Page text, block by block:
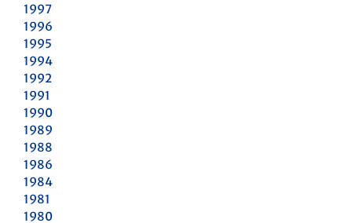
1997
1996
1995
1994
1992
1991
1990
1989
1988
1986
1984
1981
1980